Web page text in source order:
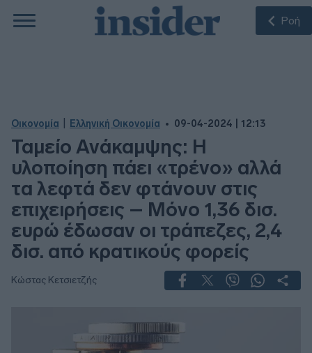
Ροή
Οικονομία Ελληνική Οικονομία 09-04-2024 | 12:13
Ταμείο Ανάκαμψης: Η
υλοποίηση πάει «τρένο» αλλά
τα λεφτά δεν φτάνουν στις
επιχειρήσεις – Μόνο 1,36 δισ.
ευρώ έδωσαν οι τράπεζες, 2,4
δισ. από κρατικούς φορείς
Κώστας Κετσιετζής